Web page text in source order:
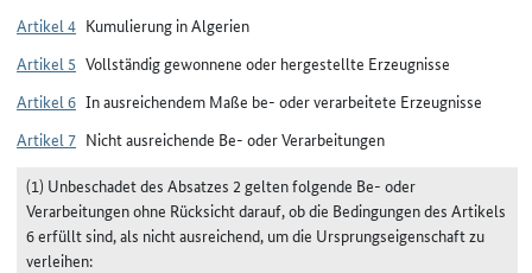
Artikel 4 Kumulierung in Algerien
Artikel 5 Vollständig gewonnene oder hergestellte Erzeugnisse
Artikel 6 In ausreichendem Maße be- oder verarbeitete Erzeugnisse
Artikel 7 Nicht ausreichende Be- oder Verarbeitungen
(1) Unbeschadet des Absatzes 2 gelten folgende Be- oder
Verarbeitungen ohne Rücksicht darauf, ob die Bedingungen des Artikels
6 erfüllt sind, als nicht ausreichend, um die Ursprungseigenschaft zu
verleihen: